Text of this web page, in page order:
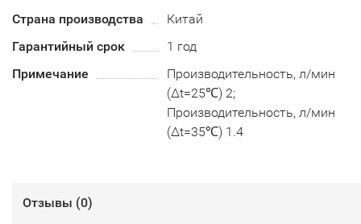
Страна производства
Китай
Гарантийный срок
1 год
Примечание
Производительность, л/мин
(∆t=25℃) 2;
Производительность, л/мин
(∆t=35℃) 1.4
Отзывы (0)